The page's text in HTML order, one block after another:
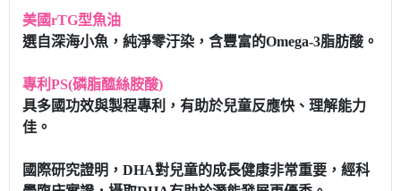
美國rTG型魚油
選自深海小魚，純淨零汙染，含豐富的Omega-3脂肪酸。
專利PS(磷脂醯絲胺酸)
具多國功效與製程專利，有助於兒童反應快、理解能力
佳。
國際研究證明，DHA對兒童的成長健康非常重要，經科